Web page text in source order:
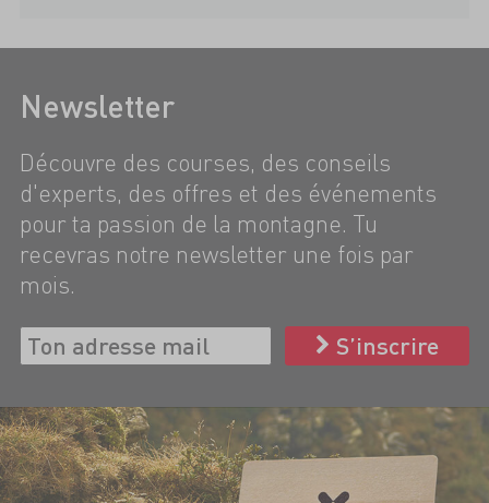
Newsletter
Découvre des courses, des conseils
d'experts, des offres et des événements
pour ta passion de la montagne. Tu
recevras notre newsletter une fois par
mois.
S’inscrire